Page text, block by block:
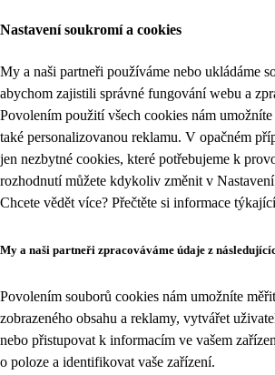
Nastavení soukromí a cookies
My a naši partneři používáme nebo ukládáme
abychom zajistili správné fungování webu a
Povolením použití všech cookies nám
také personalizovanou reklamu. V opačném
jen nezbytné cookies, které potřebujeme k
rozhodnutí můžete kdykoliv změnit v
Chcete vědět více? Přečtěte si informace
My a naši partneři zpracováváme údaje z
Povolením souborů cookies nám umožníte
zobrazeného obsahu a reklamy, vytvářet
nebo přistupovat k informacím ve vašem
o poloze a identifikovat vaše zařízení.